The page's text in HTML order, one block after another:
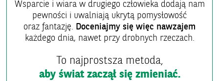
Wsparcie i wiara w drugiego człowieka dodają nam
pewności i uwalniają ukrytą pomysłowość
oraz fantazję. Doceniajmy się więc nawzajem
każdego dnia, nawet przy drobnych rzeczach.
To najprostsza metoda,
aby świat zaczął się zmieniać.